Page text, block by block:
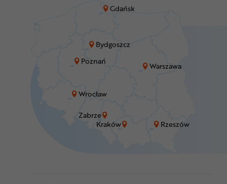
Bydgoszcz
Gdańsk
Kraków
Poznań
Rzeszów
Warszawa
Wrocław
Zabrze